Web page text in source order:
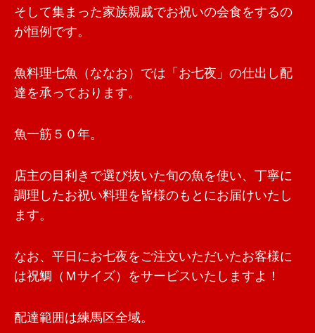
そして集まった家族親戚でお祝いの会食をするの
が恒例です。
魚料理七魚（ななお）では「お七夜」の仕出し配
達を承っております。
魚一筋５０年。
店主の目利きで選び抜いた旬の魚を使い、丁寧に
調理したお祝い料理を皆様のもとにお届けいたし
ます。
なお、平日にお七夜をご注文いただいたお客様に
は祝鯛（Ｍサイズ）をサービスいたしますよ！
配達範囲は練馬区全域。